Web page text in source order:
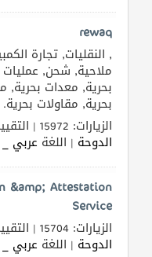
rewaq
, النقليات, تجارة
ملاحية, شحن, عمليات
بحرية, معدات بحرية,
بحرية, مقاولات بحرية.
الزيارات: 15972 | التقييم: 0 | المقيّمين: 0 | المدينة
الدوحة | اللغة عربي _ AR
&amp; Attestation
Service
الزيارات: 15704 | التقييم: 0 | المقيّمين: 0 | المدينة
الدوحة | اللغة عربي _ AR